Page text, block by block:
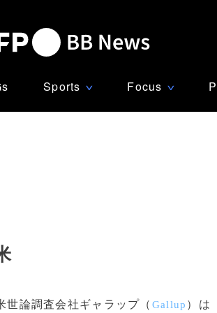
Sports ∨ Focus ∨
世論調査会社ギャラップ（ Gallup ）は